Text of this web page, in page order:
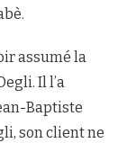
assumé la
Il l’a
Baptiste
son client ne